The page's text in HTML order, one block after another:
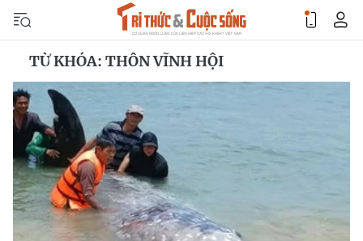
TỪ KHÓA: THÔN VĨNH HỘI